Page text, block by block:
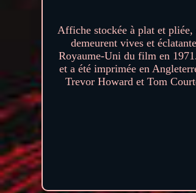
Affiche stockée à plat et pliée,
demeurent vives et
Royaume-Uni du film en
et a été imprimée en
Trevor Howard et Tom